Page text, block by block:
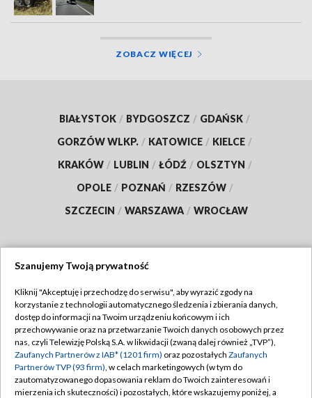
ZOBACZ WIĘCEJ
BIAŁYSTOK / BYDGOSZCZ / GDAŃSK /
GORZÓW WLKP. / KATOWICE / KIELCE /
KRAKÓW / LUBLIN / ŁÓDŹ / OLSZTYN /
OPOLE / POZNAŃ / RZESZÓW /
SZCZECIN / WARSZAWA / WROCŁAW
TVP
Abonament TVP
Emisja w TVP
Centrum informacji TVP
Regulamin TVP
Polityka prywatności
Moje zgody
Szanujemy Twoją prywatność
Kliknij "Akceptuję i przechodzę do serwisu", aby wyrazić zgody na
korzystanie z technologii automatycznego śledzenia i zbierania danych,
dostęp do informacji na Twoim urządzeniu końcowym i ich
przechowywanie oraz na przetwarzanie Twoich danych osobowych przez
nas, czyli Telewizję Polską S.A. w likwidacji (zwaną dalej również „TVP”),
Zaufanych Partnerów z IAB* (1201 firm) oraz pozostałych Zaufanych
Partnerów TVP (93 firm), w celach marketingowych (w tym do
zautomatyzowanego dopasowania reklam do Twoich zainteresowań i
mierzenia ich skuteczności) i pozostałych, które wskazujemy poniżej, a